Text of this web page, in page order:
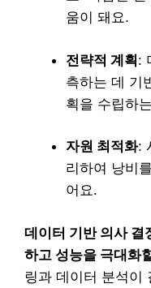
움이 돼요.
전략적 계획:
측하는 데 기
획을 수립하
자원 최적화:
리하여 낭비
어요.
데이터 기반 의사 결
하고 성능을 극대화
링과 데이터 분석이